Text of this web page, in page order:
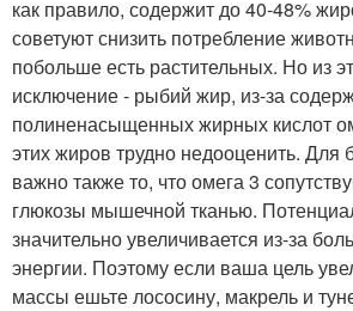
как правило, содержит до 40-48%
советуют снизить потребление
побольше есть растительных. Но из
исключение - рыбий жир, из-за
полиненасыщенных жирных кислот
этих жиров трудно недооценить. Для
важно также то, что омега 3
глюкозы мышечной тканью.
значительно увеличивается из-за
энергии. Поэтому если ваша цель
массы ешьте лососину, макрель и